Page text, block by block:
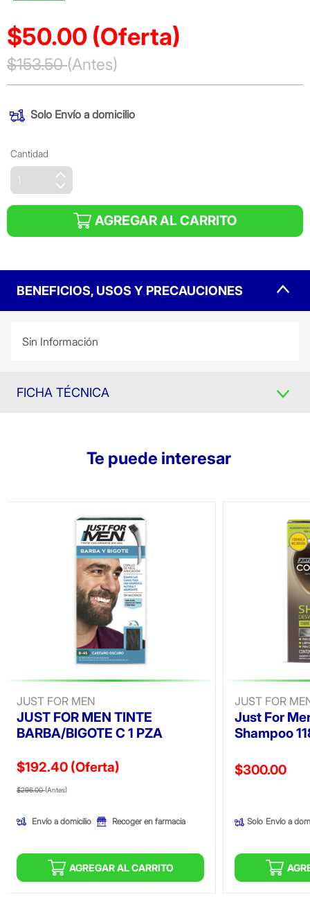
$50.00 (Oferta)
Precio reducido de
$153.50(Antes)
SoloEnvío a domicilio
Cantidad
AGREGAR AL CARRITO
BENEFICIOS, USOS Y PRECAUCIONES
Sin Información
FICHA TÉCNICA
Te puede interesar
JUST FOR MEN
JUST FOR MEN TINTE
BARBA/BIGOTE C 1 PZA
$192.40 (Oferta)
Precio reducido de
$296.00(Antes)(Oferta)
Envío a domicilio Recoger en farmacia
AGREGAR AL CARRITO
JUST FOR
Just For
Shampoo
Precio
$300.00
Solo Envío a